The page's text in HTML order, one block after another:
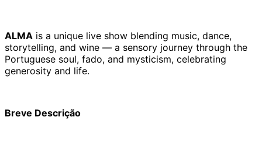
ALMA is a unique live show blending music, dance,
storytelling, and wine — a sensory journey through the
Portuguese soul, fado, and mysticism, celebrating
generosity and life.
Breve Descrição